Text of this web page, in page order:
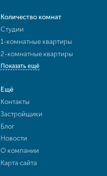
Количество комнат
Студии
1-комнатные квартиры
2-комнатные квартиры
Показать ещё
Ещё
Контакты
Застройщики
Блог
Новости
О компании
Карта сайта